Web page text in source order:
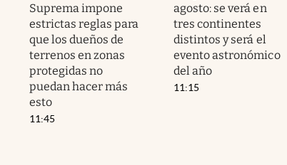
Suprema impone
estrictas reglas para
que los dueños de
terrenos en zonas
protegidas no
puedan hacer más
esto
11:45
agosto: se verá en
tres continentes
distintos y será el
evento astronómico
del año
11:15